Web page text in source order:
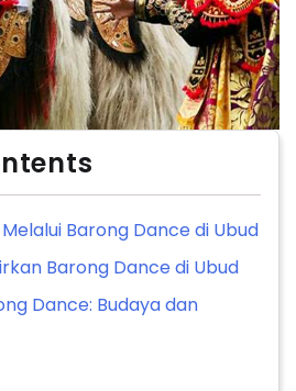
Barong Dance di Ubud
Barong Dance di Ubud
Dance: Budaya dan